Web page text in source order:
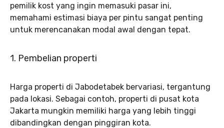
pemilik kost yang ingin memasuki pasar ini,
memahami estimasi biaya per pintu sangat penting
untuk merencanakan modal awal dengan tepat.
1. Pembelian properti
Harga properti di Jabodetabek bervariasi, tergantung
pada lokasi. Sebagai contoh, properti di pusat kota
Jakarta mungkin memiliki harga yang lebih tinggi
dibandingkan dengan pinggiran kota.